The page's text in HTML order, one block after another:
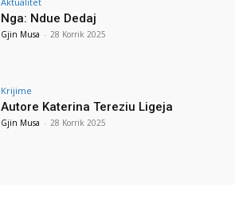
Nga: Ndue Dedaj
Gjin Musa - 28 Korrik 2025
Krijime
Autore Katerina Tereziu Ligeja
Gjin Musa - 28 Korrik 2025